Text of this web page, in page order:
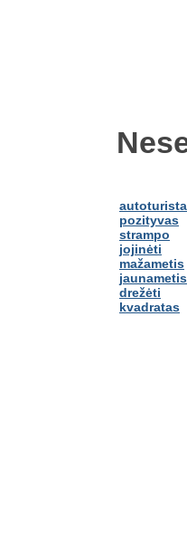
pozityvas
strampo
jojinėti
mažametis
jaunametis
drežėti
kvadratas